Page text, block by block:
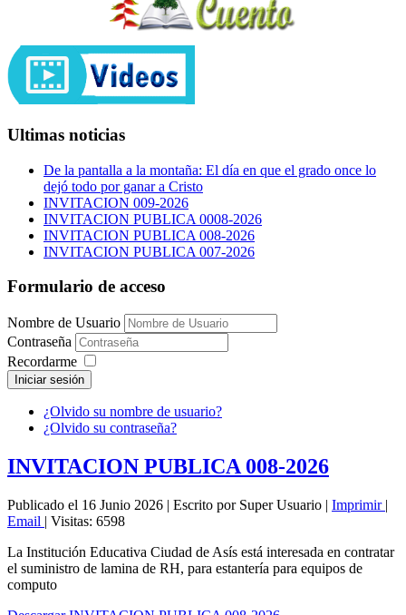
Ultimas noticias
De la pantalla a la montaña: El día en que el grado once lo
dejó todo por ganar a Cristo
INVITACION 009-2026
INVITACION PUBLICA 0008-2026
INVITACION PUBLICA 008-2026
INVITACION PUBLICA 007-2026
Formulario de acceso
Nombre de Usuario
Contraseña
Recordarme
Iniciar sesión
¿Olvido su nombre de usuario?
¿Olvido su contraseña?
INVITACION PUBLICA 008-2026
Publicado el 16 Junio 2026 | Escrito por Super Usuario | Imprimir |
Email | Visitas: 6598
La Institución Educativa Ciudad de Asís está interesada en contratar
el suministro de lamina de RH, para estantería para equipos de
computo